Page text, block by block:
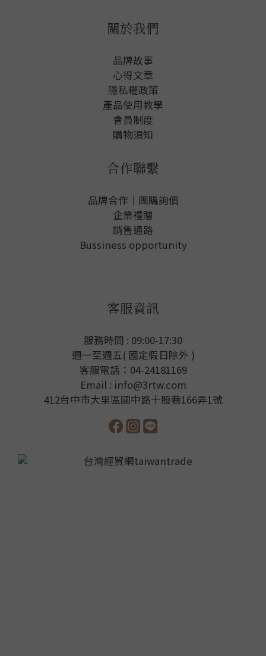
關於我們
品牌故事
心得文章
隱私權政策
產品使用教學
會員制度
購物須知
合作聯繫
品牌合作｜團購詢價
企業禮贈
銷售通路
Bussiness opportunity
客服資訊
服務時間 : 09:00-17:30
週一至週五( 國定假日除外 )
客服電話：04-24181169
Email : info@3rtw.com
412台中市大里區國中路十股巷166弄1號